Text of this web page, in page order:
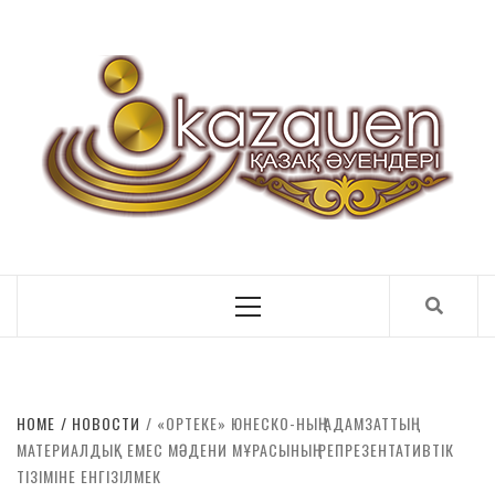
Menu
HOME НОВОСТИ
«ОРТЕКЕ» ЮНЕСКО-НЫҢ АДАМЗАТТЫҢ
МАТЕРИАЛДЫҚ ЕМЕС МӘДЕНИ МҰРАСЫНЫҢ РЕПРЕЗЕНТАТИВТІК
ТІЗІМІНЕ ЕНГІЗІЛМЕК